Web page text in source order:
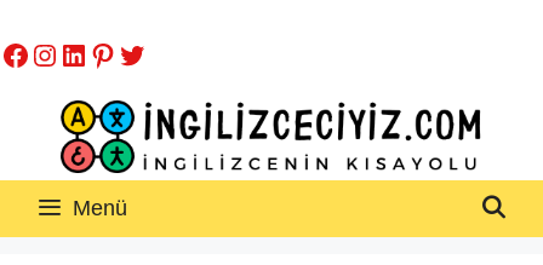
atla
Facebook
Instagram
LinkedIn
Pinterest
Twitter
Menü